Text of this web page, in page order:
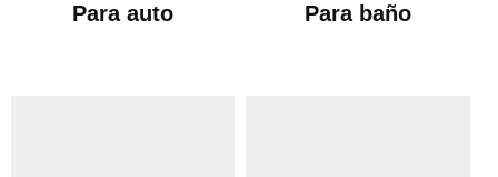
Para auto Para baño